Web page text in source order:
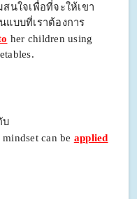
จเพื่อที่จะให้เขา
แบบที่เราต้องการ
her children using
to
can be applied